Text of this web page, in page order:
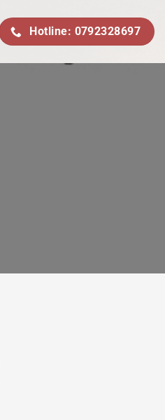
Hotline: 0792328697